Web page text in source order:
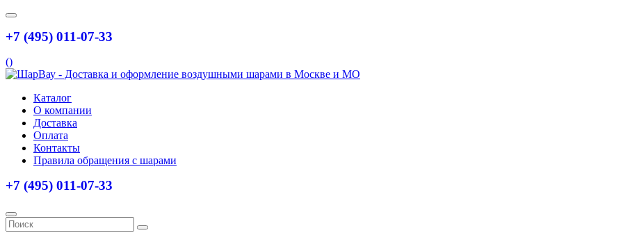
+7 (495) 011-07-33
()
Каталог
О компании
Доставка
Оплата
Контакты
Правила обращения с шарами
+7 (495) 011-07-33